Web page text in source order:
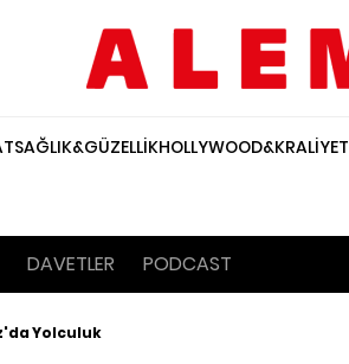
SAĞLIK&GÜZELLİKHOLLYWOOD&KRALİYET
DAVETLER PODCAST
Yolculuk